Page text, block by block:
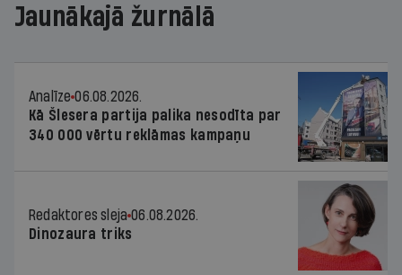
Jaunākajā žurnālā
Analīze 06.08.2026.
Kā Šlesera partija palika nesodīta par
340 000 vērtu reklāmas kampaņu
Redaktores sleja 06.08.2026.
Dinozaura triks